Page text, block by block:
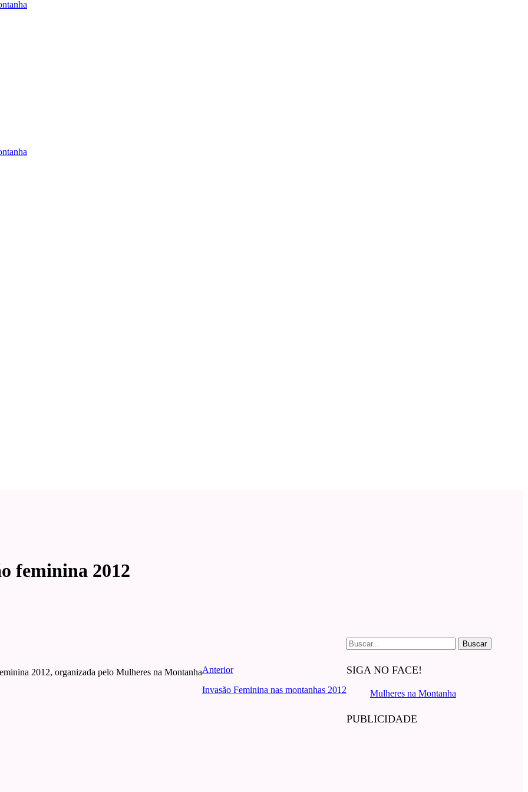
feminina 2012
2012, organizada pelo Mulheres na Montanha
Buscar
por:
SIGA NO FACE!
Mulheres na Montanha
PUBLICIDADE
Anterior
Invasão Feminina nas montanhas 2012